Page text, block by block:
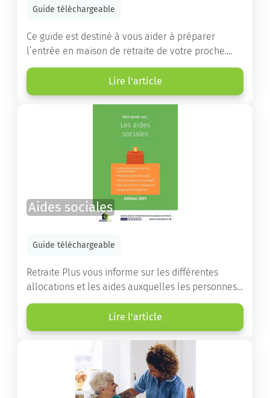
Guide téléchargeable
Ce guide est destiné à vous aider à préparer
l’entrée en maison de retraite de votre proche.
Vous y trouverez un panorama des différents types
d’établissements ainsi que des conseils pratiques
destinés à orienter les familles et à leur faciliter
Lire l'article
Aides sociales
Guide téléchargeable
Retraite Plus vous informe sur les différentes
allocations et les aides auxquelles les personnes
âgées ont droit pour financer un séjour en maison
de retraite ou un maintien à domicile.
Lire l'article